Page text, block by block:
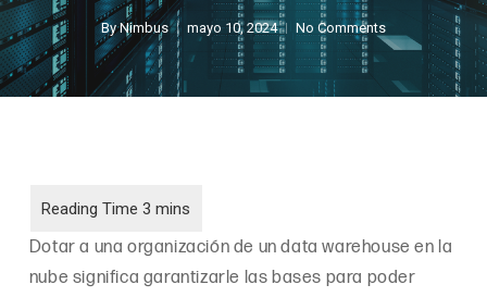
By Nimbus mayo 10, 2024 No Comments
Dotar a una organización de un data warehouse en la
nube significa garantizarle las bases para poder